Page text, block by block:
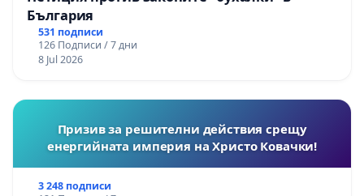
България
531 подписи
126 Подписи / 7 дни
8 Jul 2026
Призив за решителни действия срещу
енергийната империя на Христо Ковачки!
3 248 подписи